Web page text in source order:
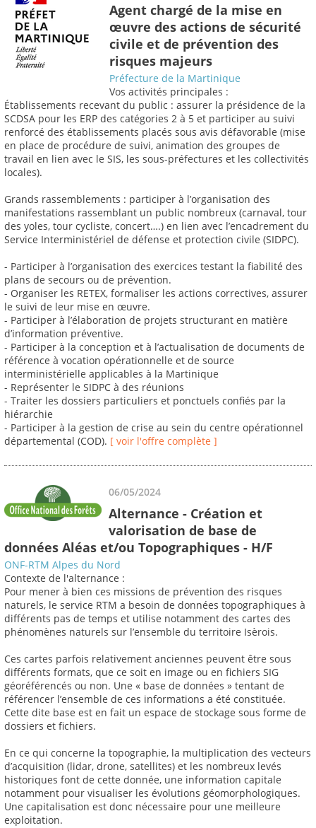
Agent chargé de la mise en
œuvre des actions de sécurité
civile et de prévention des
risques majeurs
Préfecture de la Martinique
Vos activités principales :
Établissements recevant du public : assurer la présidence de la
SCDSA pour les ERP des catégories 2 à 5 et participer au suivi
renforcé des établissements placés sous avis défavorable (mise
en place de procédure de suivi, animation des groupes de
travail en lien avec le SIS, les sous-préfectures et les collectivités
locales).
Grands rassemblements : participer à l’organisation des
manifestations rassemblant un public nombreux (carnaval, tour
des yoles, tour cycliste, concert….) en lien avec l’encadrement du
Service Interministériel de défense et protection civile (SIDPC).
- Participer à l’organisation des exercices testant la fiabilité des
plans de secours ou de prévention.
- Organiser les RETEX, formaliser les actions correctives, assurer
le suivi de leur mise en œuvre.
- Participer à l’élaboration de projets structurant en matière
d’information préventive.
- Participer à la conception et à l’actualisation de documents de
référence à vocation opérationnelle et de source
interministérielle applicables à la Martinique
- Représenter le SIDPC à des réunions
- Traiter les dossiers particuliers et ponctuels confiés par la
hiérarchie
- Participer à la gestion de crise au sein du centre opérationnel
départemental (COD). [ voir l'offre complète ]
06/05/2024
Alternance - Création et
valorisation de base de
données Aléas et/ou Topographiques - H/F
ONF-RTM Alpes du Nord
Contexte de l'alternance :
Pour mener à bien ces missions de prévention des risques
naturels, le service RTM a besoin de données topographiques à
différents pas de temps et utilise notamment des cartes des
phénomènes naturels sur l’ensemble du territoire Isèrois.
Ces cartes parfois relativement anciennes peuvent être sous
différents formats, que ce soit en image ou en fichiers SIG
géoréférencés ou non. Une « base de données » tentant de
référencer l’ensemble de ces informations a été constituée.
Cette dite base est en fait un espace de stockage sous forme de
dossiers et fichiers.
En ce qui concerne la topographie, la multiplication des vecteurs
d’acquisition (lidar, drone, satellites) et les nombreux levés
historiques font de cette donnée, une information capitale
notamment pour visualiser les évolutions géomorphologiques.
Une capitalisation est donc nécessaire pour une meilleure
exploitation.